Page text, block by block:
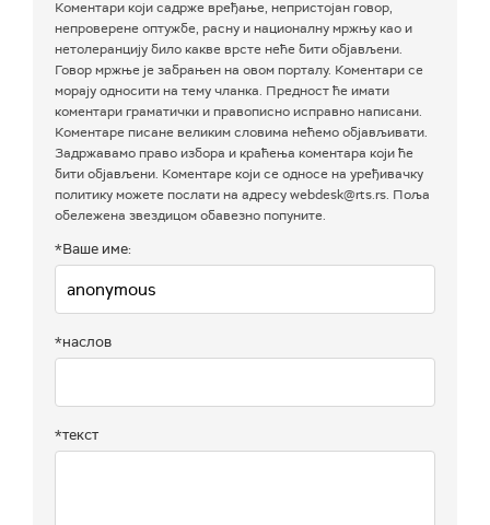
Коментари који садрже вређање, непристојан говор,
непроверене оптужбе, расну и националну мржњу као и
нетолеранцију било какве врсте неће бити објављени.
Говор мржње је забрањен на овом порталу. Коментари се
морају односити на тему чланка. Предност ће имати
коментари граматички и правописно исправно написани.
Коментаре писане великим словима нећемо објављивати.
Задржавамо право избора и краћења коментара који ће
бити објављени. Коментаре који се односе на уређивачку
политику можете послати на адресу webdesk@rts.rs. Поља
обележена звездицом обавезно попуните.
*Ваше име:
*наслов
*текст